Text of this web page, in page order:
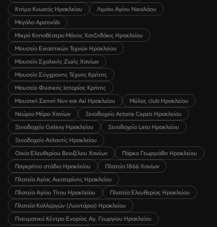
Κτήμα Κνωσός Ηρακλείου
Λιμάνι Αγίου Νικολάου
Μεγάλο Αρσενάλι
Μικρό Κηποθέατρο Μάνος Χατζηδάκις Ηρακλείου
Μουσείο Εικαστικών Τεχνών Ηρακλείου
Μουσείο Σχολικής Ζωής Χανίων
Μουσείο Σύγχρονης Τέχνης Κρήτης
Μουσείο Φυσικής Ιστορίας Κρήτης
Μουσική Σκηνή Νυν και Αεί Ηρακλείου
Μύλος club Ηρακλείου
Νεώριο Μόρο Χανίων
Ξενοδοχείο Astoria Capsis Ηρακλείου
Ξενοδοχείο Galaxy Ηρακλείου
Ξενοδοχείο Lato Ηρακλείου
Ξενοδοχείο Ατλαντίς Ηρακλείου
Οικία Ελευθερίου Βενιζέλου Χανίων
Πάρκο Γεωργιάδη Ηρακλείου
Παγκρήτιο στάδιο Ηρακλείου
Πλατεία 1866 Χανίων
Πλατεία Αγίας Αικατερίνης Ηρακλείου
Πλατεία Αγίου Τίτου Ηρακλείου
Πλατεία Ελευθερίας Ηρακλείου
Πλατεία Καλλεργών (Λιοντάρια) Ηρακλείου
Πνευματικό Κέντρο Ενορίας Αγ. Γεωργίου Ηρακλείου